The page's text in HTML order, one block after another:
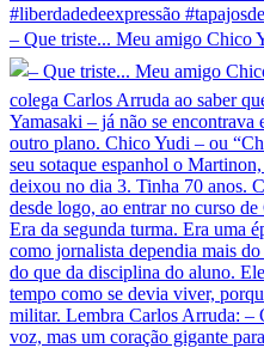
– Que triste... Meu amigo